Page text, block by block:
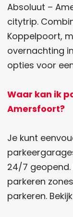
Absoluut –
citytrip.
Koppelpoort,
overnachting
opties voor
Waar kan ik
Amersfoort?
Je kunt
24/7
parkeren
parkeren.